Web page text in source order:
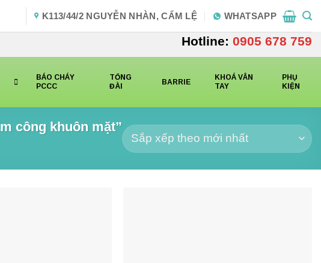
K113/44/2 NGUYỄN NHÀN, CẨM LỆ WHATSAPP
Hotline: 0905 678 759
BÁO CHÁY
PCCC
TỔNG
ĐÀI
BARRIE
KHOÁ VÂN
TAY
PHỤ
KIỆN
công khuôn mặt”